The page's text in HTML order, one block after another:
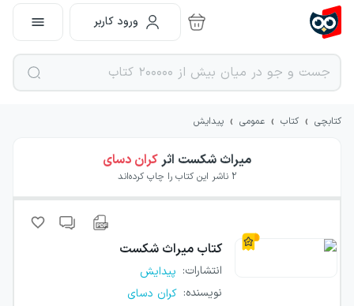
ورود کاربر
کتابچی › کتاب › عمومی › پیدایش
میراث شکست اثرکران دسای
2 ناشر این کتاب را چاپ کرده‌اند
کتاب میراث شکست
انتشارات: پیدایش
نویسنده: کران دسای